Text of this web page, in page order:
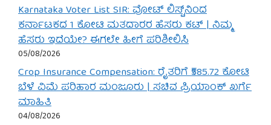
Karnataka Voter List SIR: ವೋಟ್ ಲಿಸ್ಟ್‌ನಿಂದ
ಕರ್ನಾಟಕದ 1 ಕೋಟಿ ಮತದಾರರ ಹೆಸರು ಕಟ್ | ನಿಮ್ಮ
ಹೆಸರು ಇದೆಯೇ? ಈಗಲೇ ಹೀಗೆ ಪರಿಶೀಲಿಸಿ
05/08/2026
Crop Insurance Compensation: ರೈತರಿಗೆ ₹585.72 ಕೋಟಿ
ಬೆಳೆ ವಿಮೆ ಪರಿಹಾರ ಮಂಜೂರು | ಸಚಿವ ಪ್ರಿಯಾಂಕ್ ಖರ್ಗೆ
ಮಾಹಿತಿ
04/08/2026